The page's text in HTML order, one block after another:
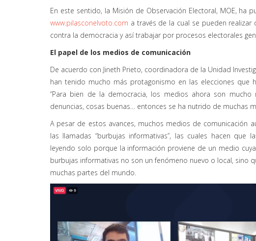
En este sentido, la Misión de Observación Electoral, MOE, ha
www.pilasconelvoto.com a través de la cual se pueden
contra la democracia y así trabajar por procesos electorales
El papel de los medios de comunicación
De acuerdo con Jineth Prieto, coordinadora de la Unidad
han tenido mucho más protagonismo en las elecciones que
“Para bien de la democracia, los medios ahora son mucho
denuncias, cosas buenas… entonces se ha nutrido de muchas
A pesar de estos avances, muchos medios de comunicación
las llamadas “burbujas informativas”, las cuales hacen
leyendo solo porque la información proviene de un medio
burbujas informativas no son un fenómeno nuevo o local, sino
muchas partes del mundo.